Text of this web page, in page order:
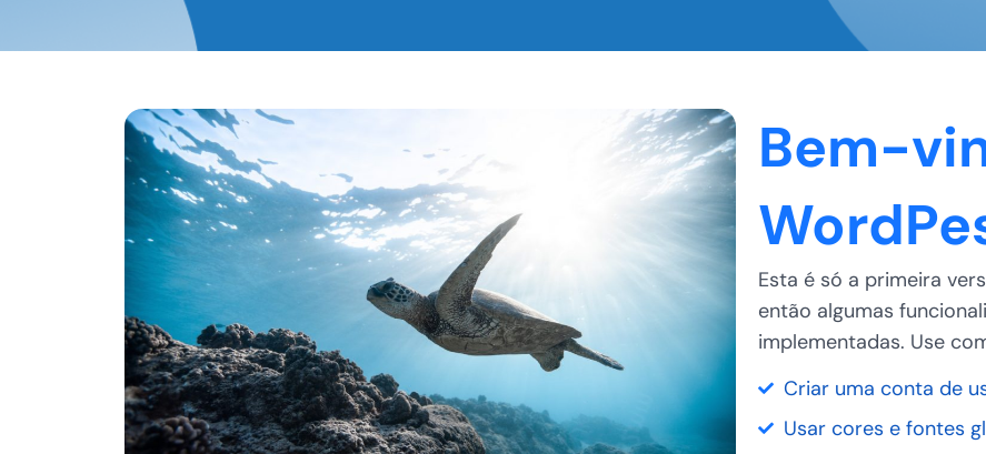
Bem-
Esta é só a primeira
então algumas
implementadas. Use
Criar uma conta de
Usar cores e fontes